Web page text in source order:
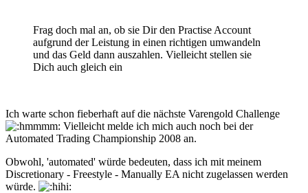
Frag doch mal an, ob sie Dir den Practise Account
aufgrund der Leistung in einen richtigen umwandeln
und das Geld dann auszahlen. Vielleicht stellen sie
Dich auch gleich ein
Ich warte schon fieberhaft auf die nächste Varengold Challenge
Vielleicht melde ich mich auch noch bei der
Automated Trading Championship 2008 an.
Obwohl, 'automated' würde bedeuten, dass ich mit meinem
Discretionary - Freestyle - Manually EA nicht zugelassen werden
würde.